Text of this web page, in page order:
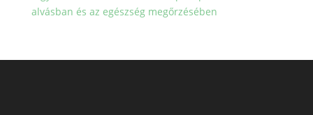
alvásban és az egészség megőrzésében